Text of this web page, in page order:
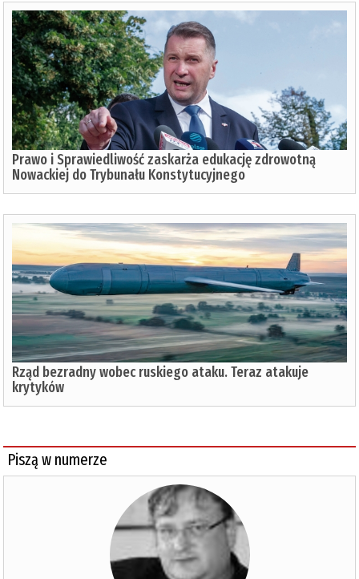
Prawo i Sprawiedliwość zaskarża edukację zdrowotną
Nowackiej do Trybunału Konstytucyjnego
Rząd bezradny wobec ruskiego ataku. Teraz atakuje
krytyków
Piszą w numerze